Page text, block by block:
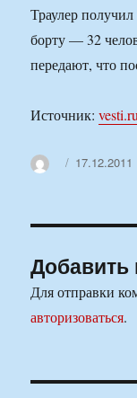
Траулер
борту — 32
передают, что
Источник:
Автор17.12.2011
Добавить
Для отправки
авторизоваться.